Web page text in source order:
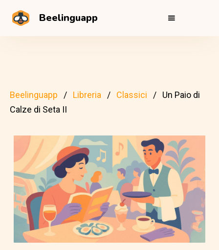
Beelinguapp
Beelinguapp Libreria Classici
Un Paio di
Calze di Seta II